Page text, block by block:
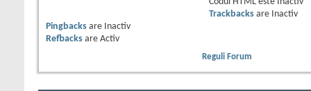
Trackbacksare
Inactiv
Pingbacks are
Inactiv
Refbacks are Activ
Reguli Forum